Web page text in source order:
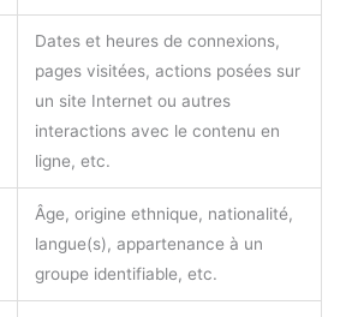
Dates et heures de connexions,
pages visitées, actions posées sur
un site Internet ou autres
interactions avec le contenu en
ligne, etc.
Âge, origine ethnique, nationalité,
langue(s), appartenance à un
groupe identifiable, etc.